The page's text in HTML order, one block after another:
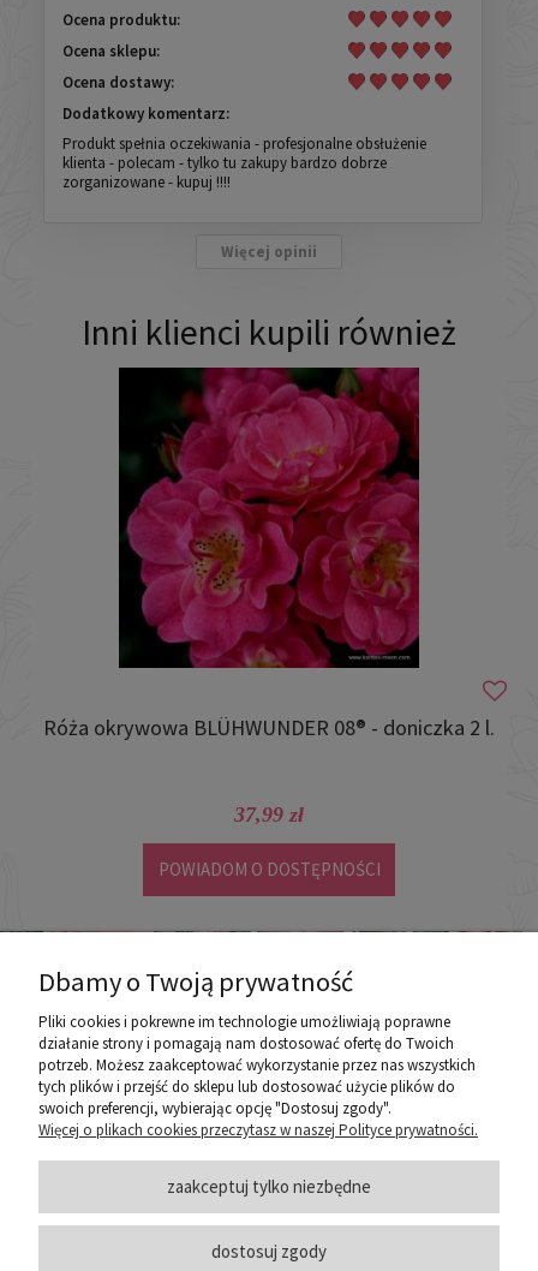
Ocena produktu:
Ocena sklepu:
Ocena dostawy:
Dodatkowy komentarz:
Produkt spełnia oczekiwania - profesjonalne obsłużenie
klienta - polecam - tylko tu zakupy bardzo dobrze
zorganizowane - kupuj !!!!
Więcej opinii
Inni klienci kupili również
Róża okrywowa BLÜHWUNDER 08® - doniczka 2 l.
37,99 zł
POWIADOM O DOSTĘPNOŚCI
poznaj ROZEOGRODOWE.PL
ZASADY SPRZEDAŻY
PORADY
Dbamy o Twoją prywatność
Pliki cookies i pokrewne im technologie umożliwiają poprawne
działanie strony i pomagają nam dostosować ofertę do Twoich
potrzeb. Możesz zaakceptować wykorzystanie przez nas wszystkich
tych plików i przejść do sklepu lub dostosować użycie plików do
swoich preferencji, wybierając opcję "Dostosuj zgody".
Więcej o plikach cookies przeczytasz w naszej Polityce prywatności.
zaakceptuj tylko niezbędne
dostosuj zgody